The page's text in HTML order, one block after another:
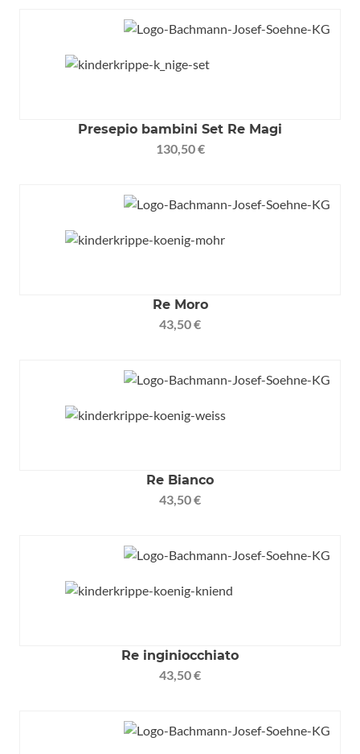
Presepio bambini Set Re Magi
130,50 €
Re Moro
43,50 €
Re Bianco
43,50 €
Re inginiocchiato
43,50 €